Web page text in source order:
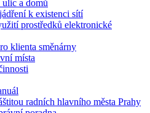
a domů
k existenci sítí
prostředků elektronické
klienta směnárny
místa
radních hlavního města Prahy